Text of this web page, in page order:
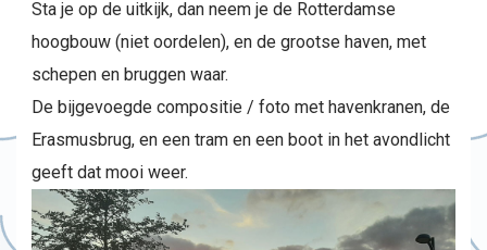
Sta je op de uitkijk, dan neem je de Rotterdamse
hoogbouw (niet oordelen), en de grootse haven, met
schepen en bruggen waar.
De bijgevoegde compositie / foto met havenkranen, de
Erasmusbrug, en een tram en een boot in het avondlicht
geeft dat mooi weer.